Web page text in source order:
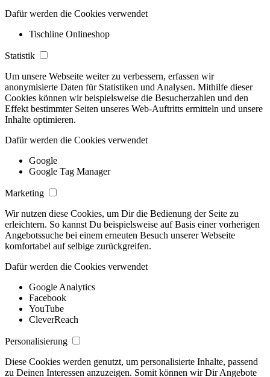
Dafür werden die Cookies verwendet
Tischline Onlineshop
Statistik
Um unsere Webseite weiter zu verbessern, erfassen wir
anonymisierte Daten für Statistiken und Analysen. Mithilfe dieser
Cookies können wir beispielsweise die Besucherzahlen und den
Effekt bestimmter Seiten unseres Web-Auftritts ermitteln und unsere
Inhalte optimieren.
Dafür werden die Cookies verwendet
Google
Google Tag Manager
Marketing
Wir nutzen diese Cookies, um Dir die Bedienung der Seite zu
erleichtern. So kannst Du beispielsweise auf Basis einer vorherigen
Angebotssuche bei einem erneuten Besuch unserer Webseite
komfortabel auf selbige zurückgreifen.
Dafür werden die Cookies verwendet
Google Analytics
Facebook
YouTube
CleverReach
Personalisierung
Diese Cookies werden genutzt, um personalisierte Inhalte, passend
zu Deinen Interessen anzuzeigen. Somit können wir Dir Angebote